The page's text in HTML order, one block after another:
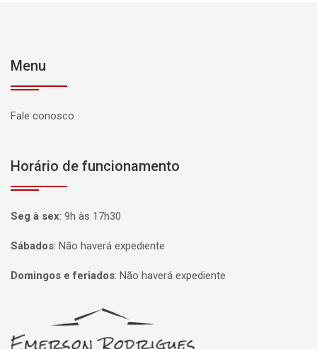
Menu
Fale conosco
Horário de funcionamento
Seg à sex: 9h às 17h30
Sábados: Não haverá expediente
Domingos e feriados: Não haverá expediente
Página inicial